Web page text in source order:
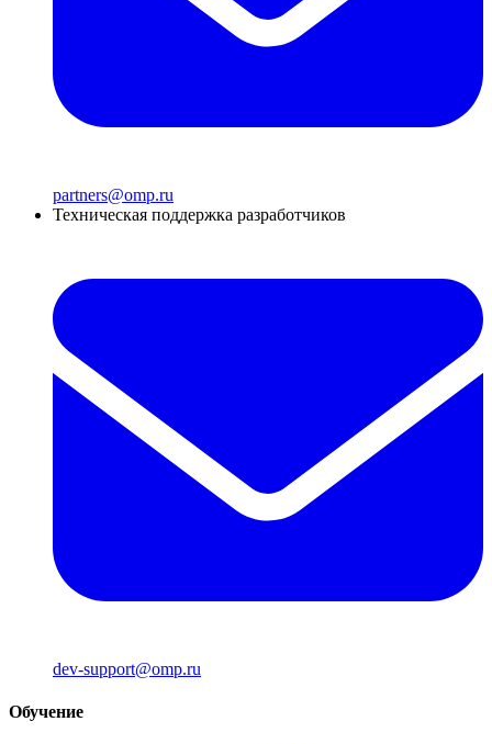
partners@omp.ru
Техническая поддержка разработчиков
dev-support@omp.ru
Обучение